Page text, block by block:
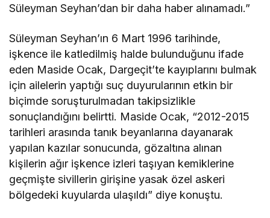
Süleyman Seyhan’dan bir daha haber alınamadı.”
Süleyman Seyhan’ın 6 Mart 1996 tarihinde,
işkence ile katledilmiş halde bulunduğunu ifade
eden Maside Ocak, Dargeçit’te kayıplarını bulmak
için ailelerin yaptığı suç duyurularının etkin bir
biçimde soruşturulmadan takipsizlikle
sonuçlandığını belirtti. Maside Ocak, “2012-2015
tarihleri arasında tanık beyanlarına dayanarak
yapılan kazılar sonucunda, gözaltına alınan
kişilerin ağır işkence izleri taşıyan kemiklerine
geçmişte sivillerin girişine yasak özel askeri
bölgedeki kuyularda ulaşıldı” diye konuştu.